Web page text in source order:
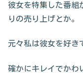
彼女を特集した番組
りの売り上げとか。
元々私は彼女を好き
確かにキレイでかわ